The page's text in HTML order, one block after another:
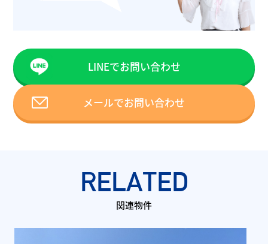
LINEでお問い合わせ
メールでお問い合わせ
RELATED
関連物件